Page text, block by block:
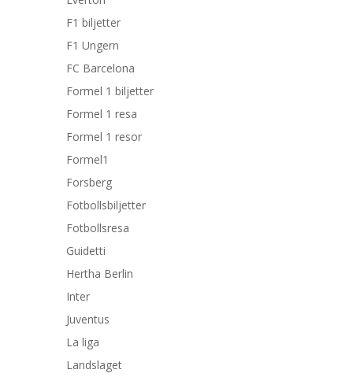
F1 biljetter
F1 Ungern
FC Barcelona
Formel 1 biljetter
Formel 1 resa
Formel 1 resor
Formel1
Forsberg
Fotbollsbiljetter
Fotbollsresa
Guidetti
Hertha Berlin
Inter
Juventus
La liga
Landslaget